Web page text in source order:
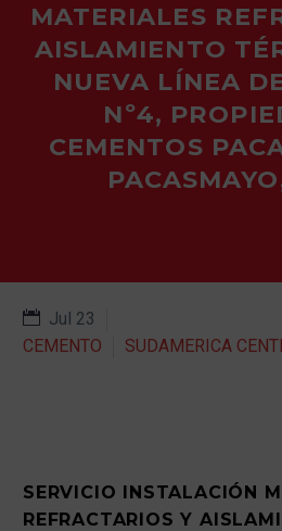
MATERIALES
AISLAMIENTO
NUEVA LÍNEA
Nº4,
CEMENTOS
Jul 23
CEMENTO
SUDAMERICA
SERVICIO INSTALACIÓN
REFRACTARIOS Y